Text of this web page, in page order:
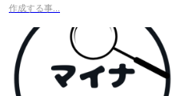
作成する事...